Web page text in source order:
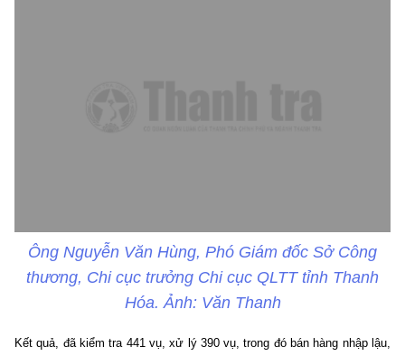
Ông Nguyễn Văn Hùng, Phó Giám đốc Sở Công
thương, Chi cục trưởng Chi cục QLTT tỉnh Thanh
Hóa. Ảnh: Văn Thanh
Kết quả, đã kiểm tra 441 vụ, xử lý 390 vụ, trong đó bán hàng nhập lậu,